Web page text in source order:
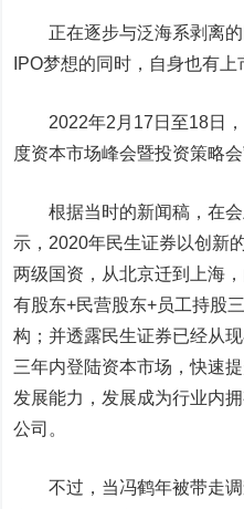
正在逐步与泛海系剥离的
IPO梦想的同时，自身也有上
2022年2月17日至18日，
度资本市场峰会暨投资策略会”
根据当时的新闻稿，在会
示，2020年民生证券以创新
两级国资，从北京迁到上海
有股东+民营股东+员工持股
构；并透露民生证券已经从
三年内登陆资本市场，快速
发展能力，发展成为行业内
公司。
不过，当冯鹤年被带走调